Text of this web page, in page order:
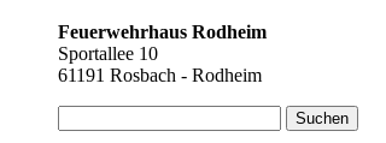
Feuerwehrhaus Rodheim
Sportallee 10
61191 Rosbach - Rodheim
nach: